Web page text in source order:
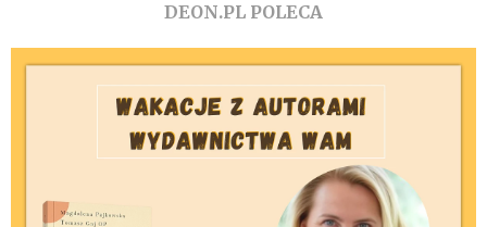
DEON.PL POLECA